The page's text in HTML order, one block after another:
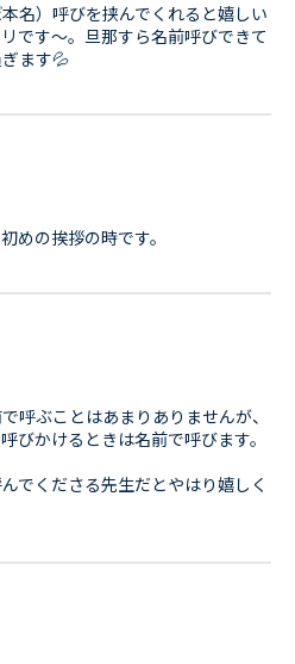
名）呼びを挟んでくれると嬉しい
です〜。旦那すら名前呼びできて
ます💦
めの挨拶の時です。
呼ぶことはあまりありませんが、
びかけるときは名前で呼びます。
でくださる先生だとやはり嬉しく